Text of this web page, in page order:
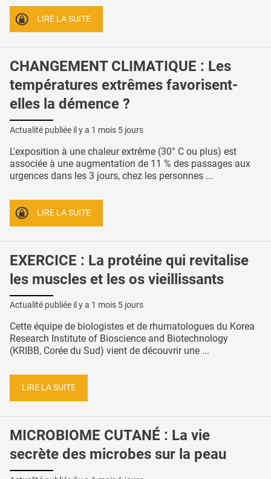
LIRE LA SUITE
CHANGEMENT CLIMATIQUE : Les
températures extrêmes favorisent-
elles la démence ?
Actualité publiée il y a 1 mois 5 jours
L'exposition à une chaleur extrême (30° C ou plus) est
associée à une augmentation de 11 % des passages aux
urgences dans les 3 jours, chez les personnes ...
LIRE LA SUITE
EXERCICE : La protéine qui revitalise
les muscles et les os vieillissants
Actualité publiée il y a 1 mois 5 jours
Cette équipe de biologistes et de rhumatologues du Korea
Research Institute of Bioscience and Biotechnology
(KRIBB, Corée du Sud) vient de découvrir une ...
LIRE LA SUITE
MICROBIOME CUTANÉ : La vie
secrète des microbes sur la peau